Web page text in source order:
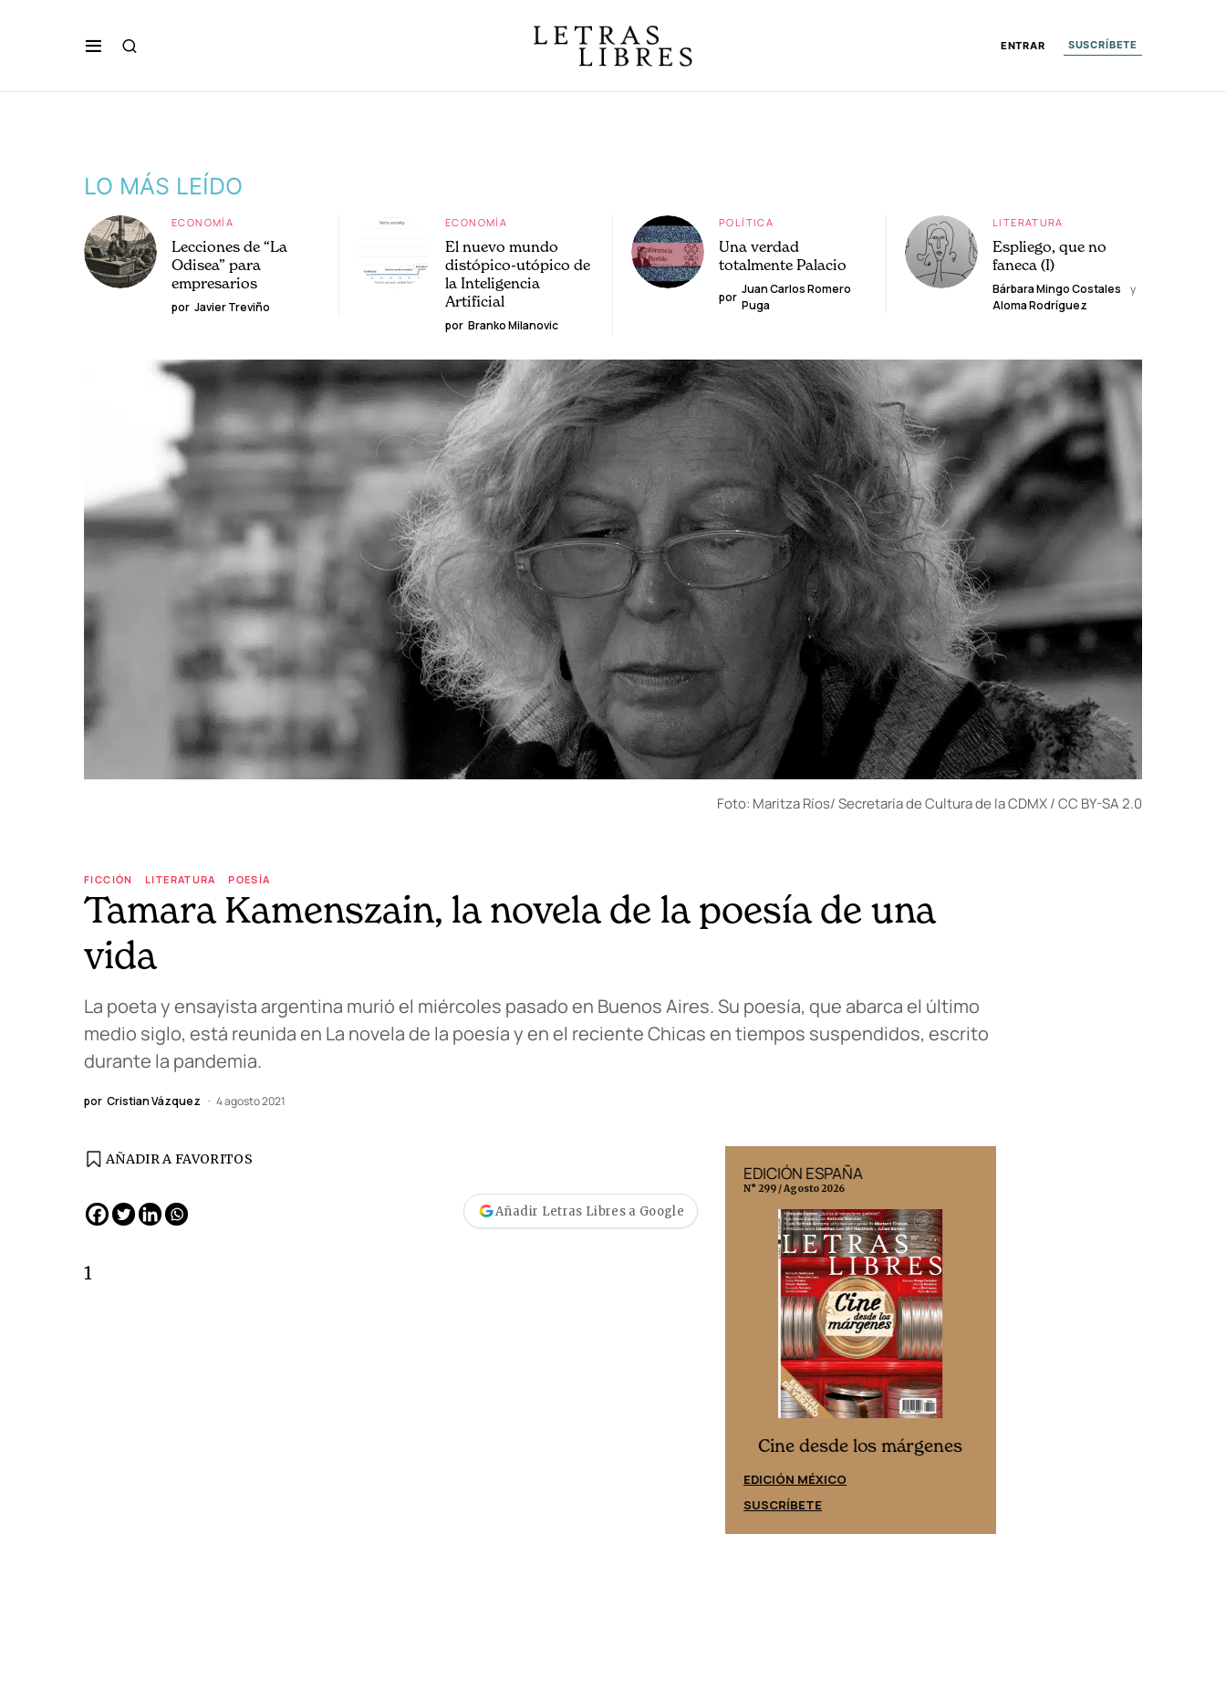
ENTRAR SUSCRÍBETE
LO MÁS LEÍDO
ECONOMÍA
Lecciones de “La
Odisea” para
empresarios
por Javier Treviño
ECONOMÍA
El nuevo mundo
distópico-utópico de
la Inteligencia
Artificial
por Branko Milanovic
POLÍTICA
Una verdad
totalmente Palacio
por
Juan Carlos Romero
Puga
LITERATURA
Espliego, que no
faneca (I)
Bárbara Mingo Costales
y
Aloma Rodríguez
Foto: Maritza Ríos/ Secretaría de Cultura de la CDMX / CC BY-SA 2.0
FICCIÓN LITERATURA POESÍA
Tamara Kamenszain, la novela de la poesía de una
vida
La poeta y ensayista argentina murió el miércoles pasado en Buenos Aires. Su poesía, que abarca el último
medio siglo, está reunida en La novela de la poesía y en el reciente Chicas en tiempos suspendidos, escrito
durante la pandemia.
por Cristian Vázquez 4 agosto 2021
AÑADIR A FAVORITOS
Añadir Letras Libres a Google
1
EDICIÓN ESPAÑA
N° 299 / Agosto 2026
Cine desde los márgenes
EDICIÓN MÉXICO
SUSCRÍBETE